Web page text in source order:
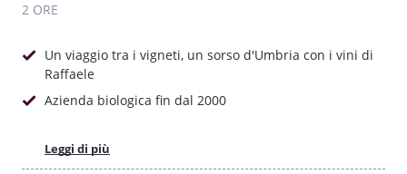
2 ORE
Un viaggio tra i vigneti, un sorso d'Umbria con i vini di
Raffaele
Azienda biologica fin dal 2000
Leggi di più